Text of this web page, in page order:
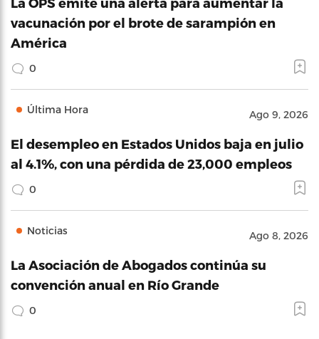
vacunación por el brote de sarampión en
América
0
Última Hora Ago 9, 2026
El desempleo en Estados Unidos baja en julio
al 4.1%, con una pérdida de 23,000 empleos
0
Noticias Ago 8, 2026
La Asociación de Abogados continúa su
convención anual en Río Grande
0